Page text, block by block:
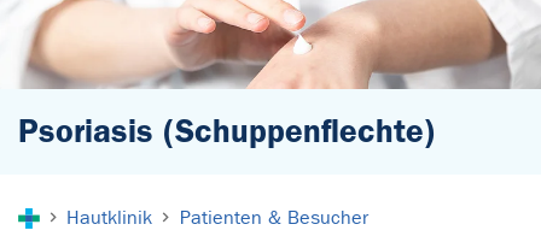
Psoriasis (Schuppenflechte)
Hautklinik
Patienten & Besucher